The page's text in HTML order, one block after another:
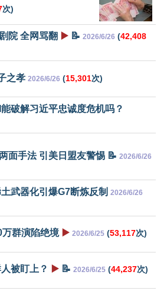
次)
院 全网骂翻 ▶️ 📝 2026/6/26 (42,408
之孝 2026/6/26 (15,301次)
破解习近平忠诚度危机吗？
面手法 引美日盟友警惕 📝 2026/6/26
武器化引爆G7断炼反制 2026/6/26
群演陷绝境 ▶️ 2026/6/25 (53,117次)
被盯上？ ▶️ 📝 2026/6/25 (44,237次)